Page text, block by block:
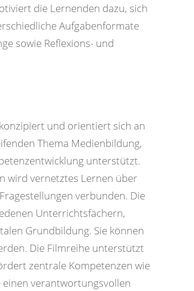
die Lernenden dazu, sich
Aufgabenformate
sowie Reflexions- und
und orientiert sich an
Thema Medienbildung,
unterstützt.
wird vernetztes Lernen über
verbunden. Die
Unterrichtsfächern,
Grundbildung. Sie können
Die Filmreihe unterstützt
zentrale Kompetenzen wie
verantwortungsvollen